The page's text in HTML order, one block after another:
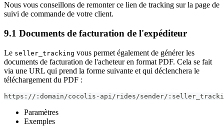
Nous vous conseillons de remonter ce lien de tracking sur la page de
suivi de commande de votre client.
9.1 Documents de facturation de l'expéditeur
Le seller_tracking vous permet également de générer les
documents de facturation de l'acheteur en format PDF. Cela se fait
via une URL qui prend la forme suivante et qui déclenchera le
téléchargement du PDF :
https://:domain/cocolis-api/rides/sender/
Paramètres
Exemples